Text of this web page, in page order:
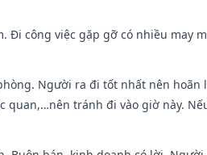
Đi công việc gặp gỡ có nhiều may
Người ra đi tốt nhất nên hoãn
tránh đi vào giờ này.